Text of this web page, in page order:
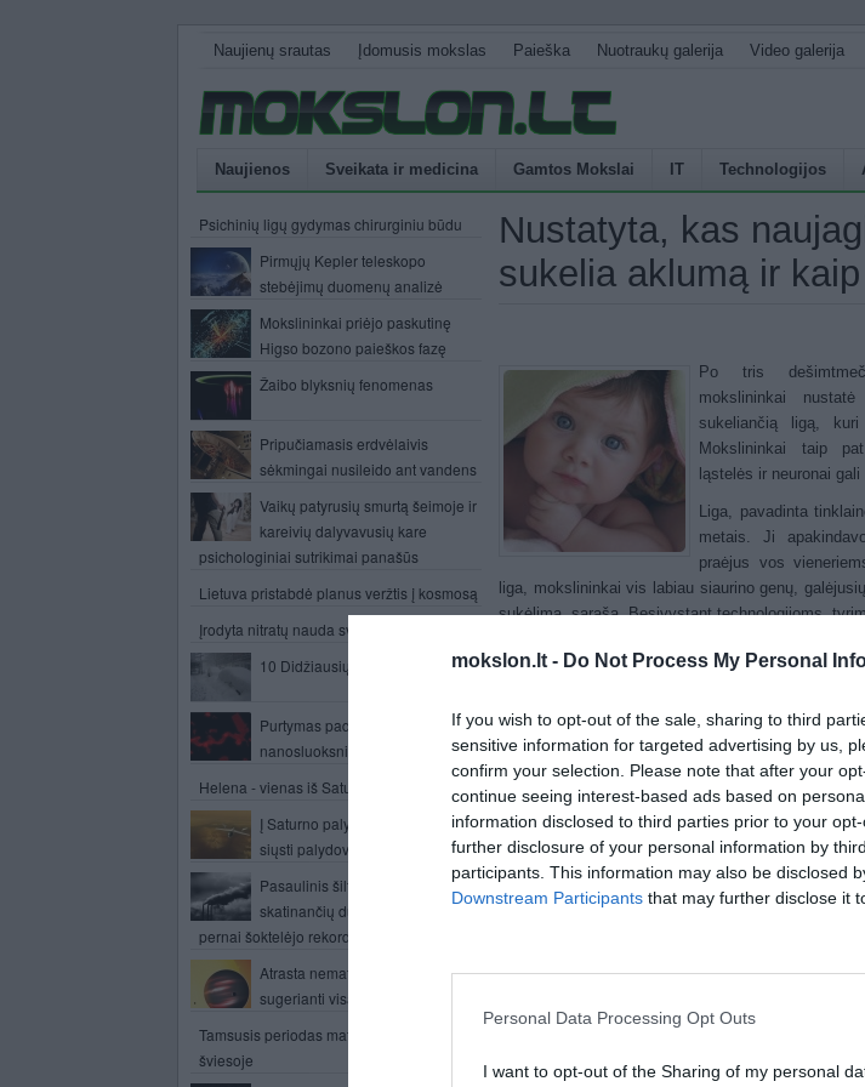
mokslon.lt - Do Not Process My Personal
If you wish to opt-out of the sale, sharing to third
sensitive information for targeted advertising by us,
confirm your selection. Please note that after your
continue seeing interest-based ads based on
information disclosed to third parties prior to your
further disclosure of your personal information by
participants. This information may also be disclosed
Downstream Participants that may further disclose it
Personal Data Processing Opt Outs
I want to opt-out of the Sharing of my personal
Naujienų srautas Įdomusis mokslas Paieška Nuotraukų galerija Video galerija
Naujienos Sveikata ir medicina Gamtos Mokslai IT Technologijos
Psichinių ligų gydymas chirurginiu būdu
Pirmųjų Kepler teleskopo
stebėjimų duomenų analizė
Mokslininkai priėjo paskutinę
Higso bozono paieškos fazę
Žaibo blyksnių fenomenas
Pripučiamasis erdvėlaivis
sėkmingai nusileido ant vandens
Vaikų patyrusių smurtą šeimoje ir
kareivių dalyvavusių kare
psichologiniai sutrikimai panašūs
Lietuva pristabdė planus veržtis į kosmosą
Įrodyta nitratų nauda sveikatai
10 Didžiausių sniego audrų
Purtymas padeda sukurti
nanosluoksniu
Helena - vienas iš Saturno mėnulių
Į Saturno palydovą Titaną norima
siųsti palydovą
Pasaulinis šiltnamio efektą
skatinančių dujų išmetimo lygis
pernai šoktelėjo rekordiškai
Atrasta nematoma planeta
sugerianti visą šviesą
Tamsusis periodas matomas naujoje
šviesoje
Nustatyta, kas
sukelia aklumą ir
Po tris
mokslininkai
sukeliančią ligą, kuri
Mokslininkai taip
ląstelės ir neuronai
Liga, pavadinta
metais. Ji
praėjus vos
liga, mokslininkai vis labiau siaurino genų,
sukėlimą, sąrašą. Besivystant technologijoms,
atrastas smegenyse ir visiškai nesusijęs su
genas yra svarbus tinklainės veiklai.
Nors tiksli genų funkcija dar nėra nustatyta, jis
ląstelių dalijimąsi. Normaliai fotoreceptorių
tačiau šis genas skatina dalijimąsi ir po jo.
ląstelės ir toliau dalijasi, įvairios terapijos gali tai
procesą į priešingą pusę.
Post Views:1,321